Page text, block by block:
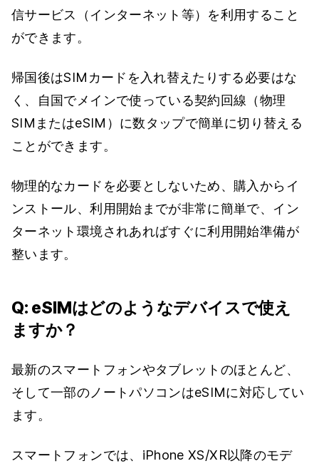
信サービス（インターネット等）を利用すること
ができます。
帰国後はSIMカードを入れ替えたりする必要はな
く、自国でメインで使っている契約回線（物理
SIMまたはeSIM）に数タップで簡単に切り替える
ことができます。
物理的なカードを必要としないため、購入からイ
ンストール、利用開始までが非常に簡単で、イン
ターネット環境されあればすぐに利用開始準備が
整います。
Q: eSIMはどのようなデバイスで使え
ますか？
最新のスマートフォンやタブレットのほとんど、
そして一部のノートパソコンはeSIMに対応してい
ます。
スマートフォンでは、iPhone XS/XR以降のモデ